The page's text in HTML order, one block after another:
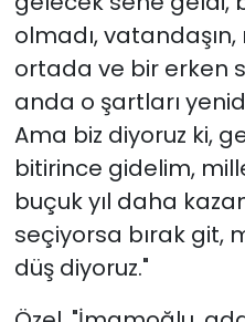
olmadı,
ortada ve bir erken
anda o şartları
Ama biz diyoruz ki,
bitirince gidelim,
buçuk yıl daha
seçiyorsa bırak git,
düş diyoruz."